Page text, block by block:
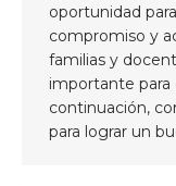
oportunidad
compromiso y
familias y
importante para
continuación,
para lograr un